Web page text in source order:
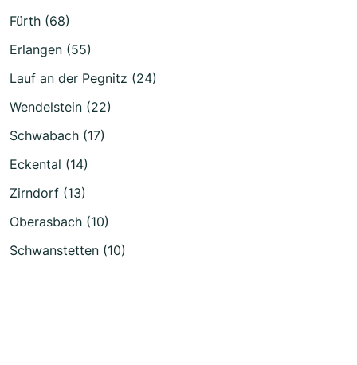
Fürth (68)
Erlangen (55)
Lauf an der Pegnitz (24)
Wendelstein (22)
Schwabach (17)
Eckental (14)
Zirndorf (13)
Oberasbach (10)
Schwanstetten (10)